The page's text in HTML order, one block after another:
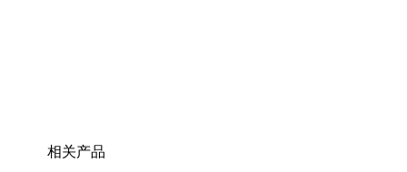
相关产品